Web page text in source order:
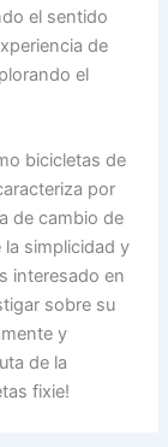
el sentido
de
el
bicicletas de
por
de cambio de
la simplicidad y
interesado en
sobre su
y
de la
fixie!